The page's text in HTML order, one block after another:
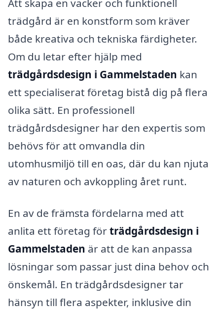
Att skapa en vacker och funktionell
trädgård är en konstform som kräver
både kreativa och tekniska färdigheter.
Om du letar efter hjälp med
trädgårdsdesign i Gammelstaden kan
ett specialiserat företag bistå dig på flera
olika sätt. En professionell
trädgårdsdesigner har den expertis som
behövs för att omvandla din
utomhusmiljö till en oas, där du kan njuta
av naturen och avkoppling året runt.
En av de främsta fördelarna med att
anlita ett företag förträdgårdsdesign i
Gammelstaden är att de kan anpassa
lösningar som passar just dina behov och
önskemål. En trädgårdsdesigner tar
hänsyn till flera aspekter, inklusive din